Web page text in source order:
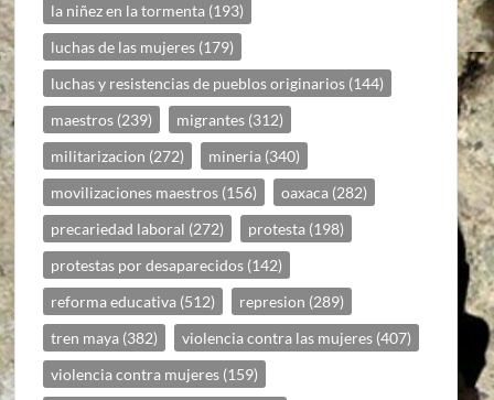
la niñez en la tormenta (193)
luchas de las mujeres (179)
luchas y resistencias de pueblos originarios (144)
maestros (239) migrantes (312)
militarizacion (272) mineria (340)
movilizaciones maestros (156) oaxaca (282)
precariedad laboral (272) protesta (198)
protestas por desaparecidos (142)
reforma educativa (512) represion (289)
tren maya (382) violencia contra las mujeres (407)
violencia contra mujeres (159)